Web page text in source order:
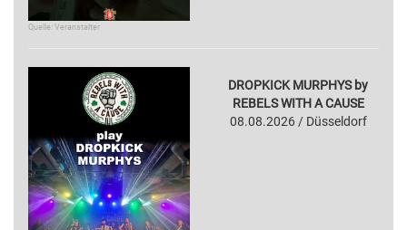
Quelle: Veranstalter
DROPKICK MURPHYS by
REBELS WITH A CAUSE
08.08.2026 / Düsseldorf